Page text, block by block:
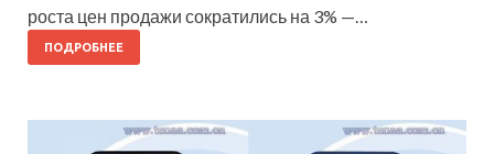
роста цен продажи сократились на 3% —…
ПОДРОБНЕЕ